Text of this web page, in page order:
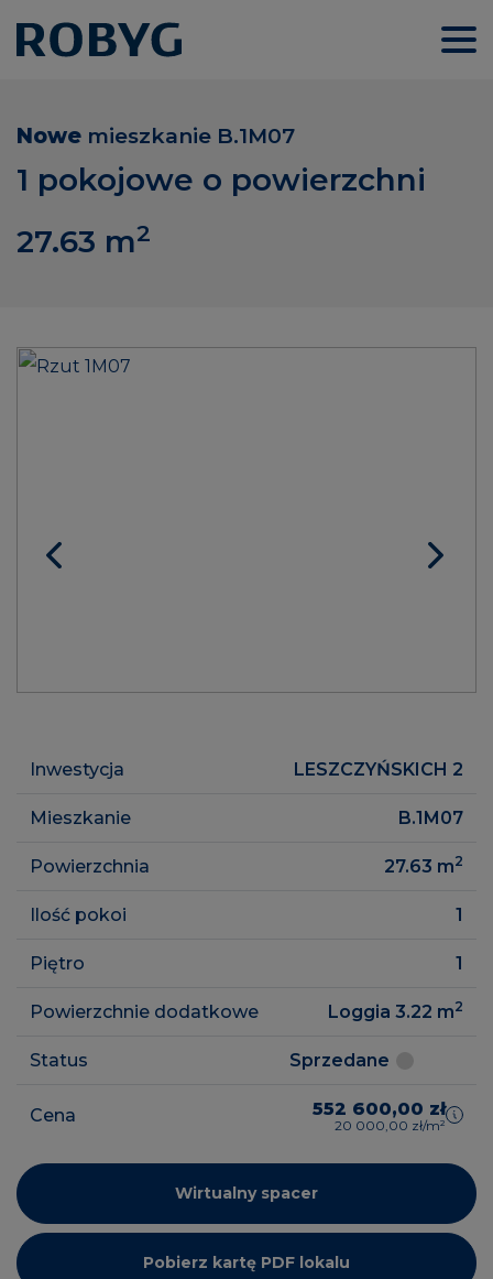
Nowe mieszkanie B.1M07
1 pokojowe o powierzchni
27.63 m2
Inwestycja LESZCZYŃSKICH 2
Mieszkanie B.1M07
Powierzchnia 27.63 m2
Ilość pokoi 1
Piętro 1
Powierzchnie dodatkowe Loggia 3.22 m2
Status Sprzedane
Cena 552 600,00 zł
20 000,00 zł/m²
Wirtualny spacer
Pobierz kartę PDF lokalu